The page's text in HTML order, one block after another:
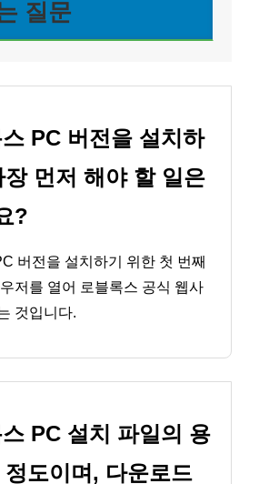
질문
PC 버전을 설치하
먼저 해야 할 일은
?
버전을 설치하기 위한 첫 번째
저를 열어 로블록스 공식 웹사
것입니다.
PC 설치 파일의 용
도이며, 다운로드